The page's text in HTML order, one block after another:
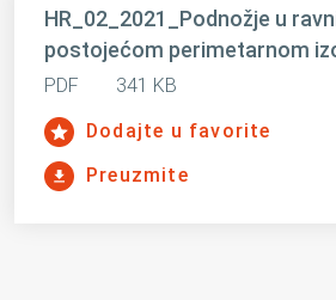
HR_02_2021_Podnožje u
postojećom perimetarnom
PDF
341 KB
Dodajte u favorite
Preuzmite